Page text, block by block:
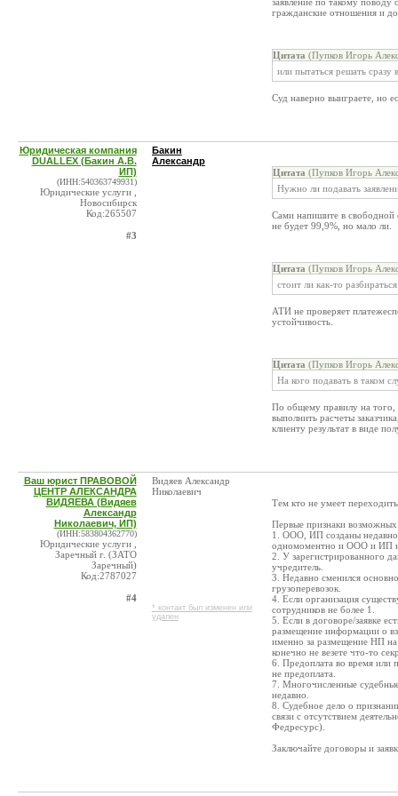
гражданские отношения и
Цитата (Пупков Игорь
или пытаться решать сразу
Суд наверно выиграете, но
Юридическая компания
DUALLEX (Бакин А.В.
ИП)
(ИНН:540363749931)
Юридические услуги ,
Новосибирск
Код:265507
#3
Бакин
Александр
Цитата (Пупков Игорь
Нужно ли подавать
Сами напишите в свободной
не будет 99,9%, но мало ли.
Цитата (Пупков Игорь
стоит ли как-то
АТИ не проверяет
устойчивость.
Цитата (Пупков Игорь
На кого подавать в таком
По общему правилу на того,
выполнить расчеты
клиенту результат в виде
Ваш юрист ПРАВОВОЙ
ЦЕНТР АЛЕКСАНДРА
ВИДЯЕВА (Видяев
Александр
Николаевич, ИП)
(ИНН:583804362770)
Юридические услуги ,
Заречный г. (ЗАТО
Заречный)
Код:2787027
#4
Видяев Александр
Николаевич
* контакт был изменен или
удален
Тем кто не умеет
Первые признаки возможных
1. ООО, ИП созданы недавно
одномоментно и ООО и ИП
2. У зарегистрированного
учредитель.
3. Недавно сменился
грузоперевозок.
4. Если организация
сотрудников не более 1.
5. Если в договоре/заявке
размещение информации о
именно за размещение НП
конечно не везете что-то
6. Предоплата во время или
не предоплата.
7. Многочисленные
недавно.
8. Судебное дело о
связи с отсутствием
Федресурс).
Заключайте договоры и